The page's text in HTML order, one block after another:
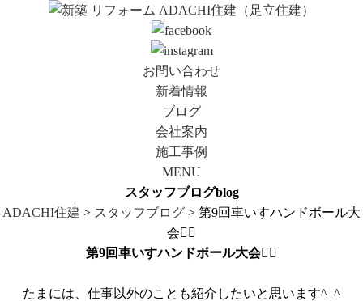
お問い合わせ
新着情報
ブログ
会社案内
施工事例
MENU
スタッフブログblog
ADACHI住建 > スタッフブログ > 第9回車いすハンドボール大
会🤾‍♂️
第9回車いすハンドボール大会🤾‍♂️
たまには、仕事以外のことも紹介したいと思います^_^